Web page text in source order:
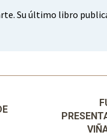
Su último libro